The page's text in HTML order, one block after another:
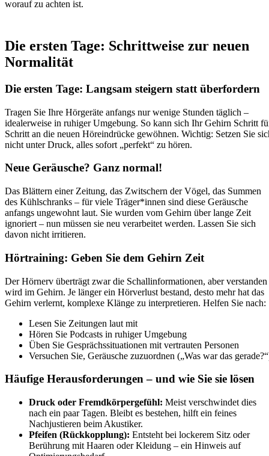
worauf zu achten ist.
Die ersten Tage: Schrittweise zur neuen
Normalität
Die ersten Tage: Langsam steigern statt überfordern
Tragen Sie Ihre Hörgeräte anfangs nur wenige Stunden täglich –
idealerweise in ruhiger Umgebung. So kann sich Ihr Gehirn Schritt
Schritt an die neuen Höreindrücke gewöhnen. Wichtig: Setzen Sie
nicht unter Druck, alles sofort „perfekt“ zu hören.
Neue Geräusche? Ganz normal!
Das Blättern einer Zeitung, das Zwitschern der Vögel, das Summen
des Kühlschranks – für viele Träger*innen sind diese Geräusche
anfangs ungewohnt laut. Sie wurden vom Gehirn über lange Zeit
ignoriert – nun müssen sie neu verarbeitet werden. Lassen Sie sich
davon nicht irritieren.
Hörtraining: Geben Sie dem Gehirn Zeit
Der Hörnerv überträgt zwar die Schallinformationen, aber verstanden
wird im Gehirn. Je länger ein Hörverlust bestand, desto mehr hat das
Gehirn verlernt, komplexe Klänge zu interpretieren. Helfen Sie nach:
Lesen Sie Zeitungen laut mit
Hören Sie Podcasts in ruhiger Umgebung
Üben Sie Gesprächssituationen mit vertrauten Personen
Versuchen Sie, Geräusche zuzuordnen („Was war das
Häufige Herausforderungen – und wie Sie sie lösen
Druck oder Fremdkörpergefühl: Meist verschwindet dies
nach ein paar Tagen. Bleibt es bestehen, hilft ein feines
Nachjustieren beim Akustiker.
Pfeifen (Rückkopplung): Entsteht bei lockerem Sitz oder
Berührung mit Haaren oder Kleidung – ein Hinweis auf